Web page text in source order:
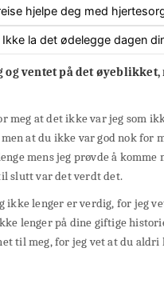
hjelpe deg med
la det ødelegge dagen
og ventet på det øyeblikket,
meg at det ikke var jeg som
at du ikke var god nok for
mens jeg prøvde å komme
slutt var det verdt det.
ikke lenger er verdig, for jeg
lenger på dine giftige
til meg, for jeg vet at du aldri